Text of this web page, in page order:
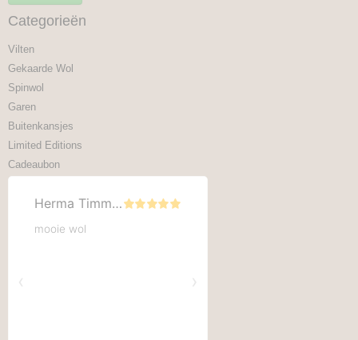
Categorieën
Vilten
Gekaarde Wol
Spinwol
Garen
Buitenkansjes
Limited Editions
Cadeaubon